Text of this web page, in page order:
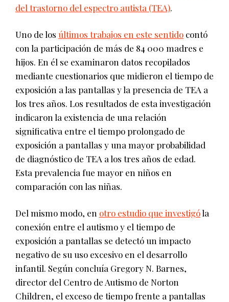
del trastorno del espectro autista (TEA).
Uno de los últimos trabajos en este sentido contó
con la participación de más de 84 000 madres e
hijos. En él se examinaron datos recopilados
mediante cuestionarios que midieron el tiempo de
exposición a las pantallas y la presencia de TEA a
los tres años. Los resultados de esta investigación
indicaron la existencia de una relación
significativa entre el tiempo prolongado de
exposición a pantallas y una mayor probabilidad
de diagnóstico de TEA a los tres años de edad.
Esta prevalencia fue mayor en niños en
comparación con las niñas.
Del mismo modo, en otro estudio que investigóla
conexión entre el autismo y el tiempo de
exposición a pantallas se detectó un impacto
negativo de su uso excesivo en el desarrollo
infantil. Según concluía Gregory N. Barnes,
director del Centro de Autismo de Norton
Children, el exceso de tiempo frente a pantallas